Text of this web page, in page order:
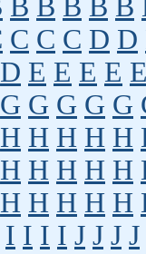
B B B B B
C C C D D
D E E E E
G G G G G
H H H H H
H H H H H
H H H H H
I I I I J J J J